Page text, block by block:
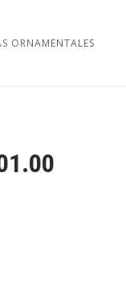
ORNAMENTALES